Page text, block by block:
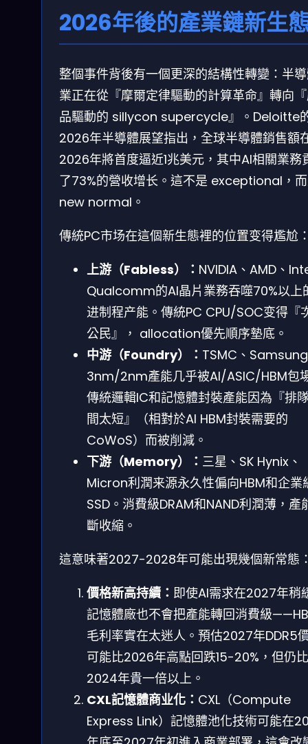
2026年後的產業鏈新生
整個事件背後有一個更深的結構性轉變：半
業正在從『摩爾定律驅動的計算革命』轉向
品驅動的 sillycon supercycle』。Deloitte
2026年半導體展望指出，全球半導體銷售額
2026年將首度逼近1兆美元，其中AI相關業務
了73%的營收增长。這不是 exceptional，
new normal。
傳統PC市场在這個新生態裡的位置变得尷尬
上游（Fabless）： NVIDIA、AMD、
Qualcomm的AI晶片業務吞噬70%以上
进制程产能。傳統PC CPU/SOC变得『
公民』， allocation優先順序墊底。
中游（Foundry）： TSMC、
3nm/2nm產能几乎被AI/ASIC/HBM包
傳統邏輯IC和記憶體封裝產能因為『排
間太短』（相對於AI HBM封裝需要的
CoWoS）而被削減。
下游（Memory）： 三星、SK Hynix、
Micron利潤来源永久性偏向HBM和企業
SSD。消費級DRAM和NAND利潤薄，產
斷收縮。
這意味著2027-2028年可能出現幾個新常態
價格新高持續： 即使AI需求在2027年稍
記憶體廠也不會把產能轉回消費級
毛利率實在太迷人。預估2027年DDR5
可能比2026年高點回跌15-20%，但仍比
2024年貴一倍以上。
CXL記憶體商业化： CXL（Compute
Express Link）記憶體池化技術可能在